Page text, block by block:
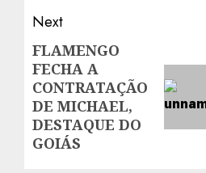
Next
Next
post:
FLAMENGO
FECHA A
CONTRATAÇÃO
DE MICHAEL,
DESTAQUE DO
GOIÁS